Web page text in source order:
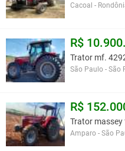
Cacoal -
R$
Trator mf.
São Paulo - São
R$
Trator
Amparo - São